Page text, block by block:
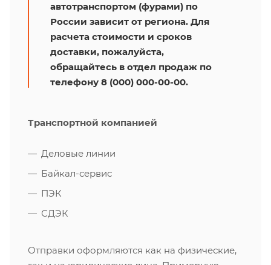
автотранспортом (фурами) по
России зависит от региона. Для
расчета стоимости и сроков
доставки, пожалуйста,
обращайтесь в отдел продаж по
телефону 8 (000) 000-00-00.
Транспортной компанией
Деловые линии
Байкал-сервис
ПЭК
СДЭК
Отправки оформляются как на физические,